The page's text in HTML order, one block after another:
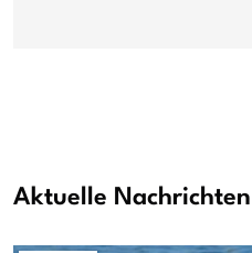
Aktuelle Nachrichten